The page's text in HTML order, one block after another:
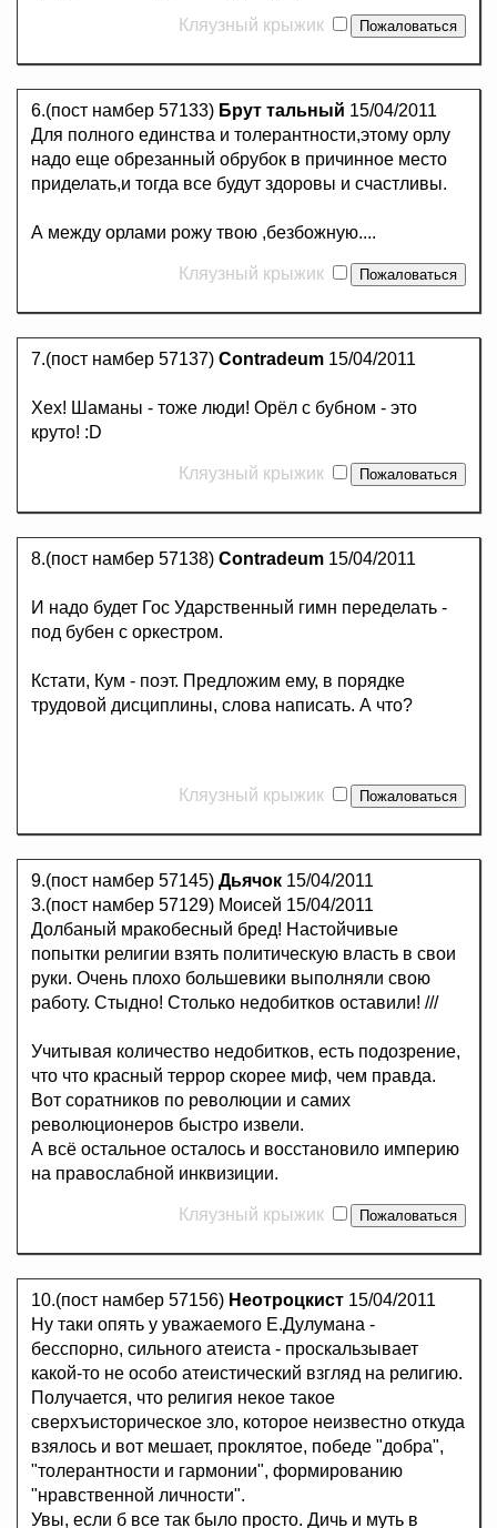
Кляузный крыжик
6.(пост намбер 57133) Брут тальный 15/04/2011
Для полного единства и толерантности,этому орлу
надо еще обрезанный обрубок в причинное место
приделать,и тогда все будут здоровы и счастливы.
А между орлами рожу твою ,безбожную....
Кляузный крыжик
7.(пост намбер 57137) Contradeum 15/04/2011
Хех! Шаманы - тоже люди! Орёл с бубном - это
круто! :D
Кляузный крыжик
8.(пост намбер 57138) Contradeum 15/04/2011
И надо будет Гос Ударственный гимн переделать -
под бубен с оркестром.
Кстати, Кум - поэт. Предложим ему, в порядке
трудовой дисциплины, слова написать. А что?
Кляузный крыжик
9.(пост намбер 57145) Дьячок 15/04/2011
3.(пост намбер 57129) Моисей 15/04/2011
Долбаный мракобесный бред! Настойчивые
попытки религии взять политическую власть в свои
руки. Очень плохо большевики выполняли свою
работу. Стыдно! Столько недобитков оставили! ///
Учитывая количество недобитков, есть подозрение,
что что красный террор скорее миф, чем правда.
Вот соратников по революции и самих
революционеров быстро извели.
А всё остальное осталось и восстановило империю
на правослабной инквизиции.
Кляузный крыжик
10.(пост намбер 57156) Неотроцкист 15/04/2011
Ну таки опять у уважаемого Е.Дулумана -
бесспорно, сильного атеиста - проскальзывает
какой-то не особо атеистический взгляд на религию.
Получается, что религия некое такое
сверхъисторическое зло, которое неизвестно откуда
взялось и вот мешает, проклятое, победе "добра",
"толерантности и гармонии", формированию
"нравственной личности".
Увы, если б все так было просто. Дичь и муть в